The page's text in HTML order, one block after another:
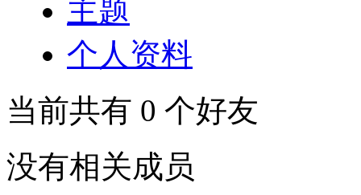
主题
个人资料
当前共有 0 个好友
没有相关成员